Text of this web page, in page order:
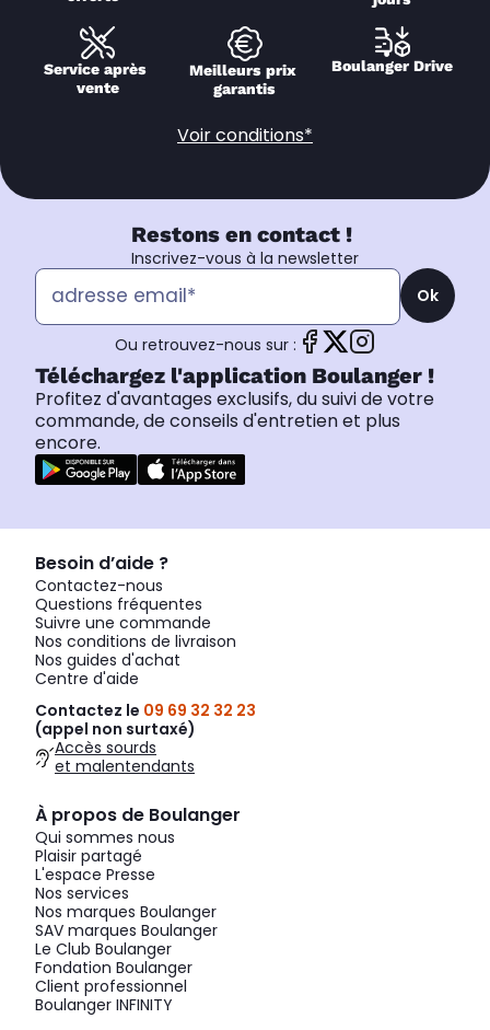
Service après
vente
Meilleurs prix
garantis
Boulanger Drive
Voir conditions*
Restons en contact !
Inscrivez-vous à la newsletter
Ok
Ou retrouvez-nous sur :
Téléchargez l'application Boulanger !
Profitez d'avantages exclusifs, du suivi de votre
commande, de conseils d'entretien et plus
encore.
Besoin d’aide ?
Contactez-nous
Questions fréquentes
Suivre une commande
Nos conditions de livraison
Nos guides d'achat
Centre d'aide
Contactez le 09 69 32 32 23
(appel non surtaxé)
Accès sourds
et malentendants
À propos de Boulanger
Qui sommes nous
Plaisir partagé
L'espace Presse
Nos services
Nos marques Boulanger
SAV marques Boulanger
Le Club Boulanger
Fondation Boulanger
Client professionnel
Boulanger INFINITY